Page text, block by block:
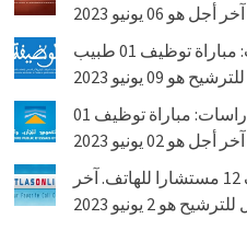
06 يونيو 2023
جماعة اكوراي – إقليم الحاجب: مباراة توظيف 01 طبيب
09 يونيو 2023
المختبر العمومي للتجارب والدراسات: مباراة توظيف 01
أطلس أون لاين: مباراة توظيف 12 مستشارا للهاتف. آخر
هو 2 يونيو 2023